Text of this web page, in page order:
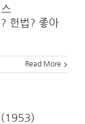
헌법? 좋아
Read More
(1953)